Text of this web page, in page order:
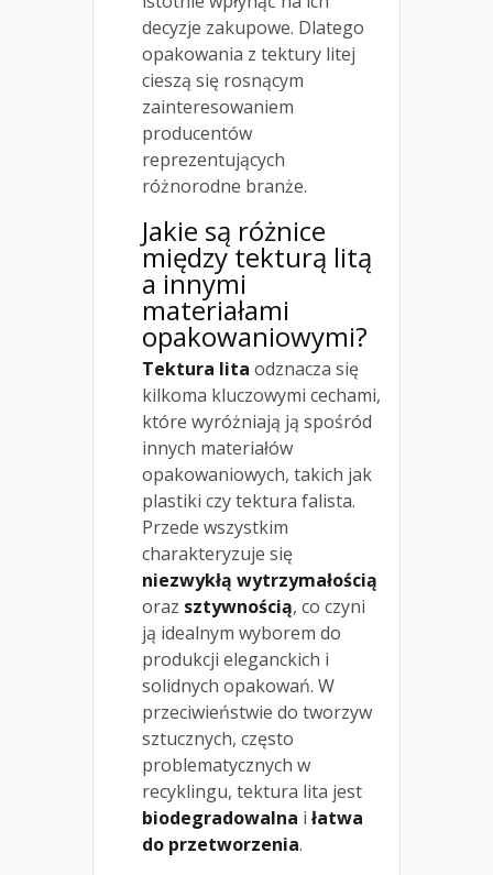
decyzje zakupowe. Dlatego
opakowania z tektury litej
cieszą się rosnącym
zainteresowaniem
producentów
reprezentujących
różnorodne branże.
Jakie są różnice
między tekturą litą
a innymi
materiałami
opakowaniowymi?
Tektura lita odznacza się
kilkoma kluczowymi cechami,
które wyróżniają ją spośród
innych materiałów
opakowaniowych, takich jak
plastiki czy tektura falista.
Przede wszystkim
charakteryzuje się
niezwykłą wytrzymałością
oraz sztywnością, co czyni
ją idealnym wyborem do
produkcji eleganckich i
solidnych opakowań. W
przeciwieństwie do tworzyw
sztucznych, często
problematycznych w
recyklingu, tektura lita jest
biodegradowalna i łatwa
do przetworzenia.